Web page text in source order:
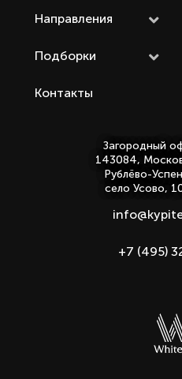
Направления
Подборки
Контакты
Загородный
143084,
Рублёво-
село Усово,
+7 (495)